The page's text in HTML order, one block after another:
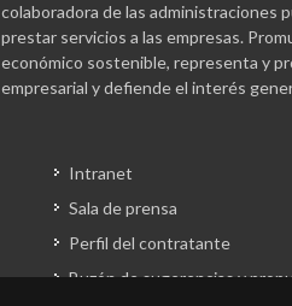
colaboradora de las administraciones
prestar servicios a las empresas.
económico sostenible, representa y
empresarial y defiende el interés
Intranet
Sala de prensa
Perfil del contratante
Buzón de sugerencias y